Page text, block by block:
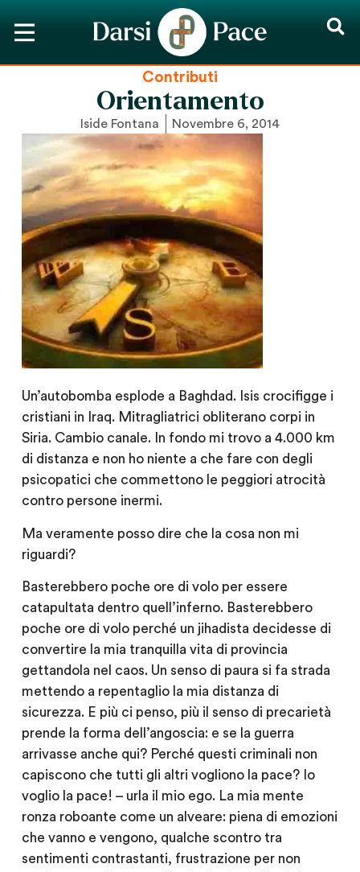
Contributi
Orientamento
Iside Fontana Novembre 6, 2014
Un’autobomba esplode a Baghdad. Isis crocifigge i
cristiani in Iraq. Mitragliatrici obliterano corpi in
Siria. Cambio canale. In fondo mi trovo a 4.000 km
di distanza e non ho niente a che fare con degli
psicopatici che commettono le peggiori atrocità
contro persone inermi.
Ma veramente posso dire che la cosa non mi
riguardi?
Basterebbero poche ore di volo per essere
catapultata dentro quell’inferno. Basterebbero
poche ore di volo perché un jihadista decidesse di
convertire la mia tranquilla vita di provincia
gettandola nel caos. Un senso di paura si fa strada
mettendo a repentaglio la mia distanza di
sicurezza. E più ci penso, più il senso di precarietà
prende la forma dell’angoscia: e se la guerra
arrivasse anche qui? Perché questi criminali non
capiscono che tutti gli altri vogliono la pace? Io
voglio la pace! – urla il mio ego. La mia mente
ronza roboante come un alveare: piena di emozioni
che vanno e vengono, qualche scontro tra
sentimenti contrastanti, frustrazione per non